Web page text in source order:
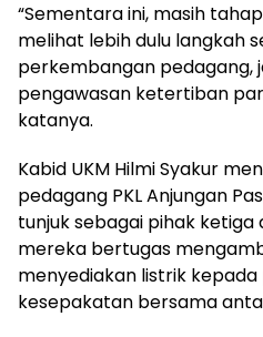
“Sementara ini, masih
melihat lebih dulu langkah
perkembangan pedagang,
pengawasan ketertiban
katanya.
Kabid UKM Hilmi Syakur
pedagang PKL Anjungan
tunjuk sebagai pihak ketiga
mereka bertugas
menyediakan listrik
kesepakatan bersama